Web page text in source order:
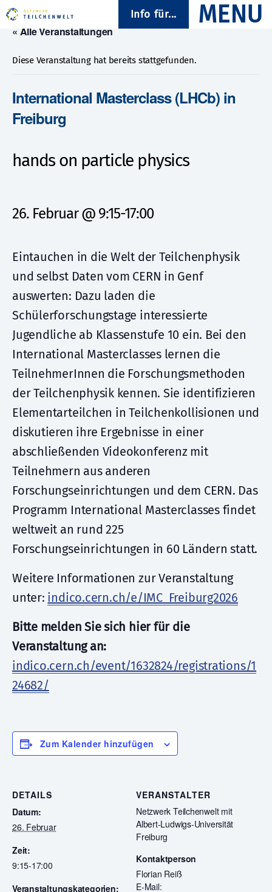
Info für...
« Alle Veranstaltungen
Diese Veranstaltung hat bereits stattgefunden.
International Masterclass (LHCb) in
Freiburg
hands on particle physics
26. Februar @ 9:15-17:00
Eintauchen in die Welt der Teilchenphysik
und selbst Daten vom CERN in Genf
auswerten: Dazu laden die
Schülerforschungstage interessierte
Jugendliche ab Klassenstufe 10 ein. Bei den
International Masterclasses lernen die
TeilnehmerInnen die Forschungsmethoden
der Teilchenphysik kennen. Sie identifizieren
Elementarteilchen in Teilchenkollisionen und
diskutieren ihre Ergebnisse in einer
abschließenden Videokonferenz mit
Teilnehmern aus anderen
Forschungseinrichtungen und dem CERN. Das
Programm International Masterclasses findet
weltweit an rund 225
Forschungseinrichtungen in 60 Ländern statt.
Weitere Informationen zur Veranstaltung
unter: indico.cern.ch/e/IMC_Freiburg2026
Bitte melden Sie sich hier für die
Veranstaltung an:
indico.cern.ch/event/1632824/registrations/1
24682/
Zum Kalender hinzufügen
DETAILS
Datum:
26. Februar
Zeit:
9:15-17:00
Veranstaltungskategorien:
VERANSTALTER
Netzwerk Teilchenwelt mit
Albert-Ludwigs-Universität
Freiburg
Kontaktperson
Florian Reiß
E-Mail: